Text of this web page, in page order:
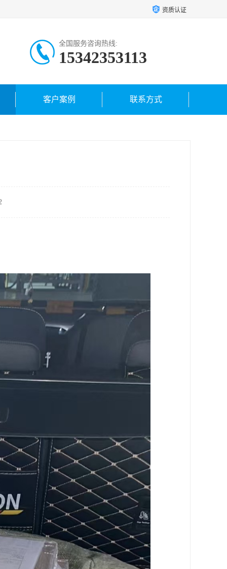
资质认证
全国服务咨询热线:
15342353113
客户案例 联系方式